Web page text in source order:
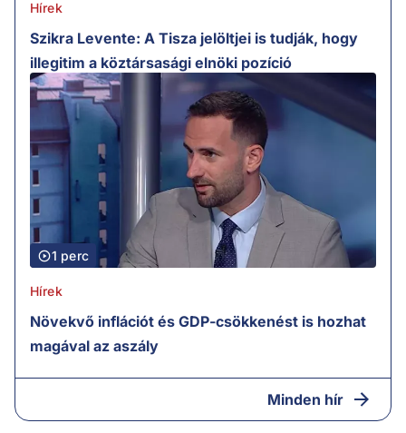
Hírek
Szikra Levente: A Tisza jelöltjei is tudják, hogy
illegitim a köztársasági elnöki pozíció
1 perc
Hírek
Növekvő inflációt és GDP-csökkenést is hozhat
magával az aszály
Minden hír